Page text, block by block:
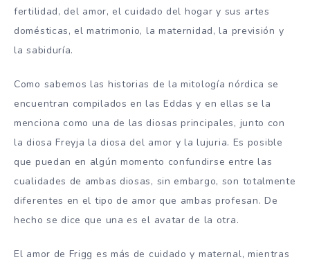
fertilidad, del amor, el cuidado del hogar y sus artes
domésticas, el matrimonio, la maternidad, la previsión y
la sabiduría.
Como sabemos las historias de la mitología nórdica se
encuentran compilados en las Eddas y en ellas se la
menciona como una de las diosas principales, junto con
la diosa Freyja la diosa del amor y la lujuria. Es posible
que puedan en algún momento confundirse entre las
cualidades de ambas diosas, sin embargo, son totalmente
diferentes en el tipo de amor que ambas profesan. De
hecho se dice que una es el avatar de la otra.
El amor de Frigg es más de cuidado y maternal, mientras